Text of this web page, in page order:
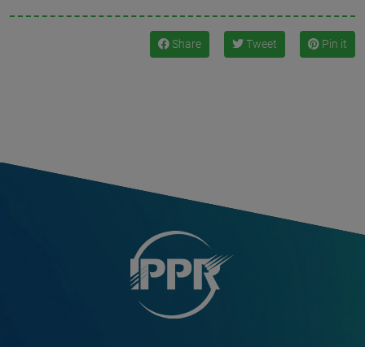
Share Tweet Pin it